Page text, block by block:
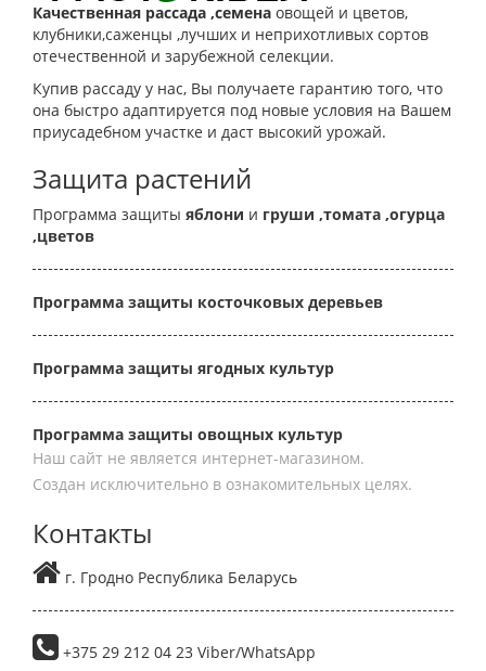
Качественная рассада ,семена овощей и цветов,
клубники,саженцы ,лучших и неприхотливых сортов
отечественной и зарубежной селекции.
Купив рассаду у нас, Вы получаете гарантию того, что
она быстро адаптируется под новые условия на Вашем
приусадебном участке и даст высокий урожай.
Защита растений
Программа защиты яблони и груши ,томата ,огурца
,цветов
Программа защиты косточковых деревьев
Программа защиты ягодных культур
Программа защиты овощных культур
Наш сайт не является интернет-магазином.
Создан исключительно в ознакомительных целях.
Контакты
г. Гродно Республика Беларусь
+375 29 212 04 23 Viber/WhatsApp